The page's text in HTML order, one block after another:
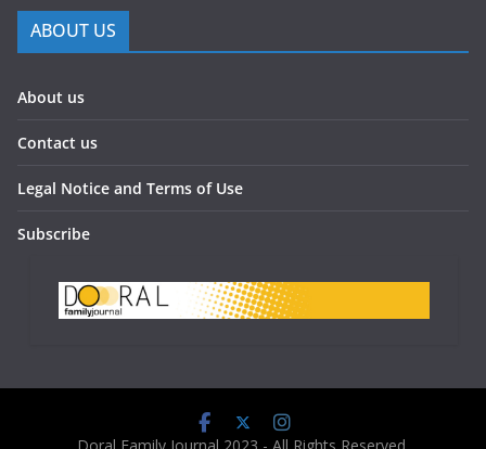
ABOUT US
About us
Contact us
Legal Notice and Terms of Use
Subscribe